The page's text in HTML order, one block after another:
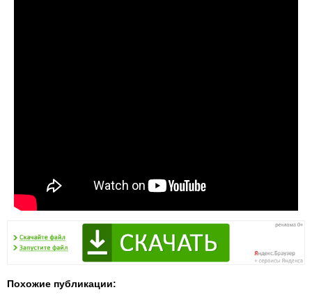
Похожие публикации: